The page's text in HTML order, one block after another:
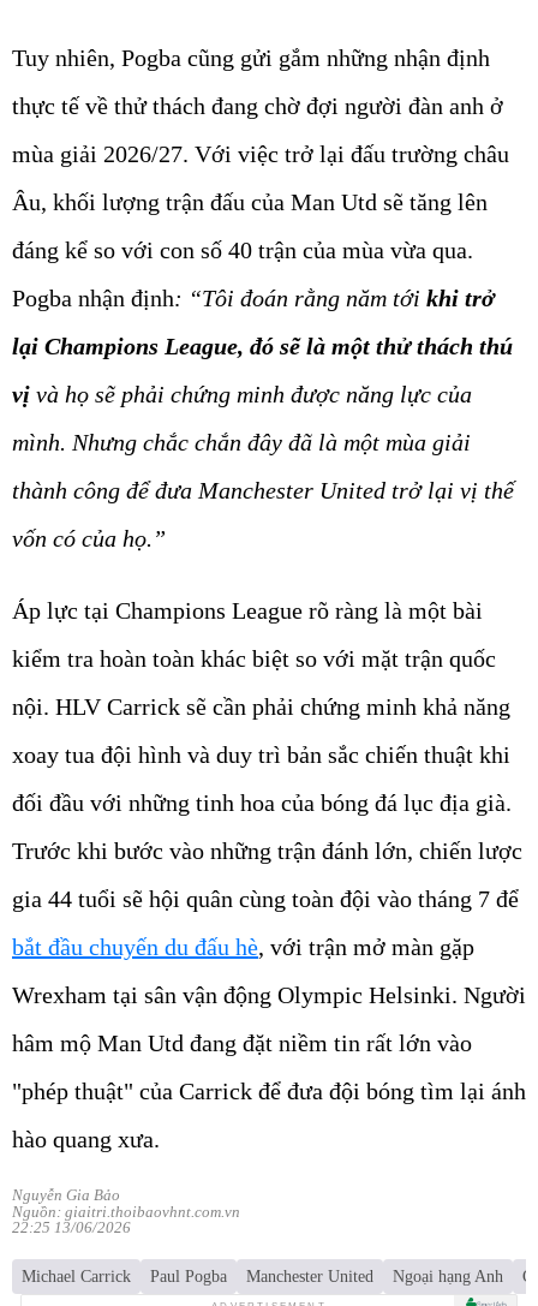
Tuy nhiên, Pogba cũng gửi gắm những nhận định
thực tế về thử thách đang chờ đợi người đàn anh ở
mùa giải 2026/27. Với việc trở lại đấu trường châu
Âu, khối lượng trận đấu của Man Utd sẽ tăng lên
đáng kể so với con số 40 trận của mùa vừa qua.
Pogba nhận định: “Tôi đoán rằng năm tới khi trở
lại Champions League, đó sẽ là một thử thách thú
vị và họ sẽ phải chứng minh được năng lực của
mình. Nhưng chắc chắn đây đã là một mùa giải
thành công để đưa Manchester United trở lại vị thế
vốn có của họ.”
Áp lực tại Champions League rõ ràng là một bài
kiểm tra hoàn toàn khác biệt so với mặt trận quốc
nội. HLV Carrick sẽ cần phải chứng minh khả năng
xoay tua đội hình và duy trì bản sắc chiến thuật khi
đối đầu với những tinh hoa của bóng đá lục địa già.
Trước khi bước vào những trận đánh lớn, chiến lược
gia 44 tuổi sẽ hội quân cùng toàn đội vào tháng 7 để
bắt đầu chuyến du đấu hè, với trận mở màn gặp
Wrexham tại sân vận động Olympic Helsinki. Người
hâm mộ Man Utd đang đặt niềm tin rất lớn vào
"phép thuật" của Carrick để đưa đội bóng tìm lại ánh
hào quang xưa.
Nguyễn Gia Bảo
Nguồn: giaitri.thoibaovhnt.com.vn
22:25 13/06/2026
Michael Carrick Paul Pogba Manchester United Ngoại hạng Anh